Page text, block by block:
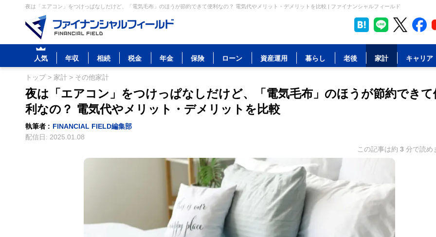
夜は「エアコン」をつけっぱなしだけど、「電気毛布」のほうが節約できて便利なの？ 電気代やメリット・デメリットを比較 | ファイナンシャルフィールド
人気 年収 相続 税金 年金 保険 ローン 資産運用 暮らし 老後 家計 キャリア
トップ> 家計 > その他家計
夜は「エアコン」をつけっぱなしだけど、「電気毛布」のほうが節約できて
利なの？ 電気代やメリット・デメリットを比較
執筆者 : FINANCIAL FIELD編集部
配信日: 2025.01.08
この記事は約 3 分で読め